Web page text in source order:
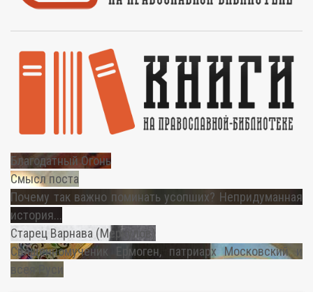
Благодатный Огонь
Смысл поста
Почему так важно поминать усопших? Непридуманная
история...
Старец Варнава (Меркулов)
Священномученик Ермоген, патриарх Московский и
всея Руси